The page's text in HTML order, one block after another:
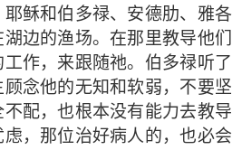
耶稣和伯多禄、安德肋、雅
湖边的渔场。在那里教导他
工作，来跟随祂。伯多禄听
顾念他的无知和软弱，不要
不配，也根本没有能力去教
虑，那位治好病人的，也必